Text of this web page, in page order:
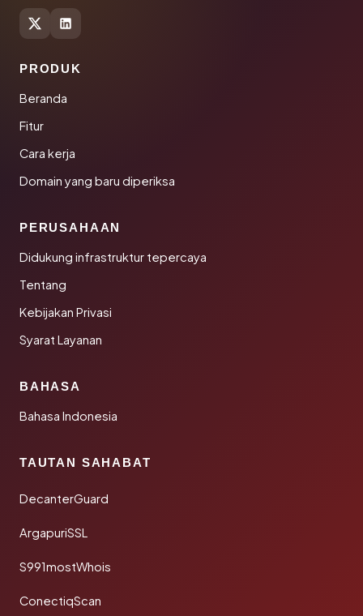
PRODUK
Beranda
Fitur
Cara kerja
Domain yang baru diperiksa
PERUSAHAAN
Didukung infrastruktur tepercaya
Tentang
Kebijakan Privasi
Syarat Layanan
BAHASA
Bahasa Indonesia
TAUTAN SAHABAT
DecanterGuard
ArgapuriSSL
S991mostWhois
ConectiqScan